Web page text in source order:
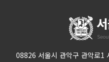
08826 서울시 관악구 관악로1